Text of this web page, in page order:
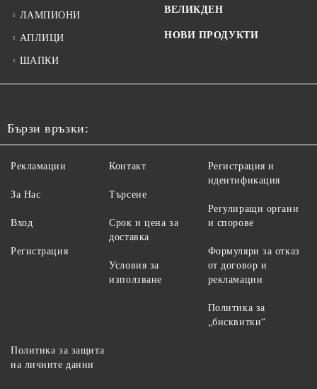
ЛАМПИОНИ
АПЛИЦИ
ШАПКИ
ВЕЛИКДЕН
НОВИ ПРОДУКТИ
Бързи връзки:
Рекламации
За Нас
Вход
Регистрация
Контакт
Търсене
Срок и цена за
доставка
Условия за
използване
Регистрация и
идентификация
Регулиращи органи
и спорове
Формуляри за отказ
от договор и
рекламации
Политика за
„бисквитки“
Политика за защита
на личните данни